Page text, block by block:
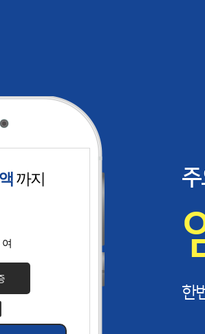
계산
까지
여
한